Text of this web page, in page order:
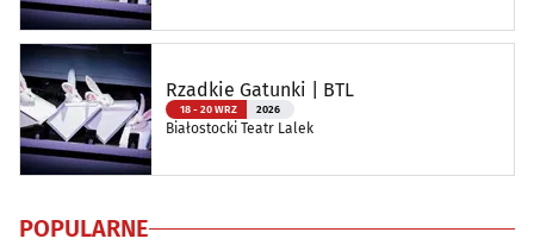
Rzadkie Gatunki | BTL
18 - 20 WRZ 2026
Białostocki Teatr Lalek
POPULARNE